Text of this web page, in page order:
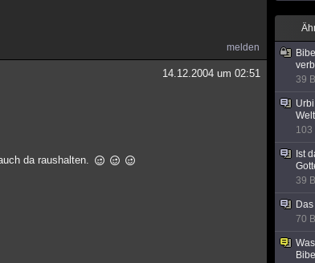
melden
14.12.2004 um 02:51
da raushalten.
39
103
Ist
39
70